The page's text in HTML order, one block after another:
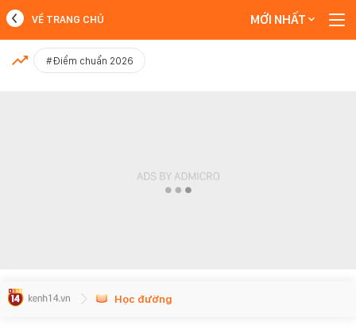
MỚI NHẤT
VỀ TRANG CHỦ MỚI NHẤT
#Điểm chuẩn 2026
Học đường